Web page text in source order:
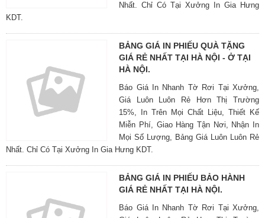
Nhất. Chỉ Có Tại Xưởng In Gia Hưng
KDT.
BẢNG GIÁ IN PHIẾU QUÀ TẶNG
GIÁ RẺ NHẤT TẠI HÀ NỘI - Ở TẠI
HÀ NỘI.
Báo Giá In Nhanh Tờ Rơi Tại Xưởng,
Giá Luôn Luôn Rẻ Hơn Thị Trường
15%, In Trên Mọi Chất Liệu, Thiết Kế
Miễn Phí, Giao Hàng Tận Nơi, Nhận In
Mọi Số Lượng, Bảng Giá Luôn Luôn Rẻ
Nhất. Chỉ Có Tại Xưởng In Gia Hưng KDT.
BẢNG GIÁ IN PHIẾU BẢO HÀNH
GIÁ RẺ NHẤT TẠI HÀ NỘI.
Báo Giá In Nhanh Tờ Rơi Tại Xưởng,